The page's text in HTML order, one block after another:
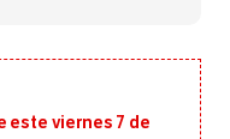
este viernes 7 de